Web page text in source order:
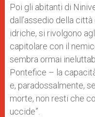
Poi gli abitanti di
dall’assedio della
idriche, si rivolgono
capitolare con il
sembra ormai
Pontefice – la
e, paradossalmente,
morte, non resti che
uccide”.